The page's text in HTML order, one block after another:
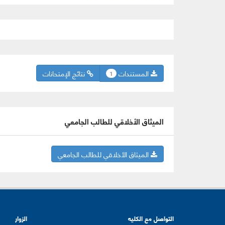
نتائج الإمتحانات المستندات 1
الميثاق الأخلاقي للطالب الجامعي
الميثاق الأخلاقي للطالب الجامعي
الزوار التواصل مع الكليه